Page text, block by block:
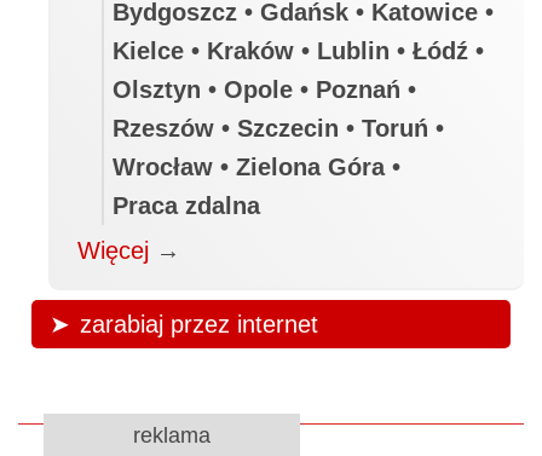
Bydgoszcz • Gdańsk • Katowice •
Kielce • Kraków • Lublin • Łódź •
Olsztyn • Opole • Poznań •
Rzeszów • Szczecin • Toruń •
Wrocław • Zielona Góra •
Praca zdalna
Więcej →
zarabiaj przez internet
reklama